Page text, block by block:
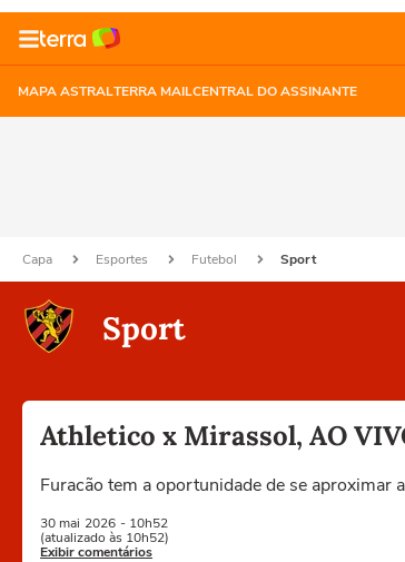
MAPA ASTRALTERRA MAILCENTRAL DO ASSINANTE
Capa Esportes Futebol Sport
Sport
Athletico x Mirassol, AO
Furacão tem a oportunidade de se aproximar
30 mai 2026 - 10h52
(atualizado às 10h52)
Exibir comentários